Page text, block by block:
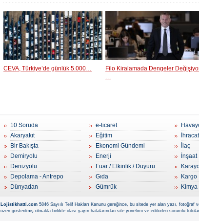
CEVA, Türkiye’de günlük 5.000…
Filo Kiralamada Dengeler
…
10 Soruda
Akaryakıt
Bir Bakışta
Demiryolu
Denizyolu
Depolama - Antrepo
Dünyadan
e-ticaret
Eğitim
Ekonomi Gündemi
Enerji
Fuar / Etkinlik / Duyuru
Gıda
Gümrük
İlaç
İnşaat
Kargo
Kimya
Lojistikhatti.com 5846 Sayıılı Telif Hakları Kanunu gereğince, bu sitede yer alan yazı,
özen gösterilmiş olmakla birlikte olası yayın hatalarından site yönetimi ve editörleri sorumlu